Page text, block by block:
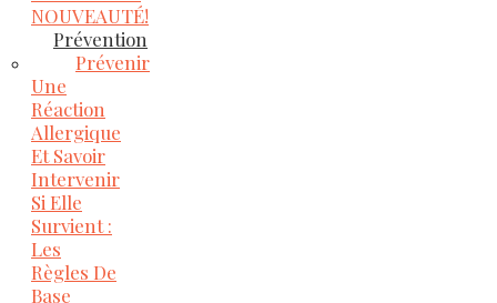
NOUVEAUTÉ!
Prévention
Prévenir
Une
Réaction
Allergique
Et Savoir
Intervenir
Si Elle
Survient :
Les
Règles De
Base